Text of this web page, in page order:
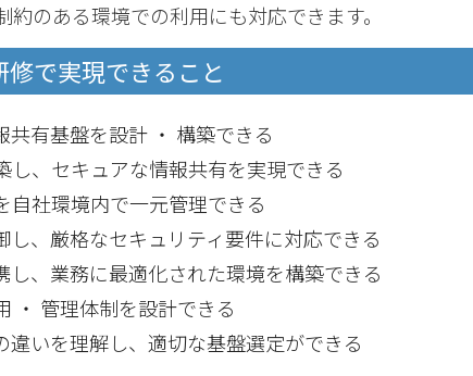
のある環境での利用にも対応できます。
で実現できること
有基盤を設計 ・ 構築できる
し、セキュアな情報共有を実現できる
自社環境内で一元管理できる
し、厳格なセキュリティ要件に対応できる
し、業務に最適化された環境を構築できる
・ 管理体制を設計できる
違いを理解し、適切な基盤選定ができる